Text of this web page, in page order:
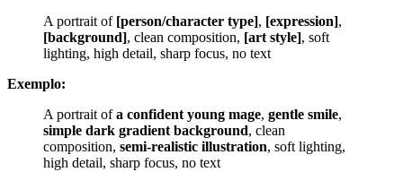
A portrait of [person/character type], [expression],
[background], clean composition, [art style], soft
lighting, high detail, sharp focus, no text
Exemplo:
A portrait ofa confident young mage, gentle smile,
simple dark gradient background, clean
composition, semi-realistic illustration, soft lighting,
high detail, sharp focus, no text